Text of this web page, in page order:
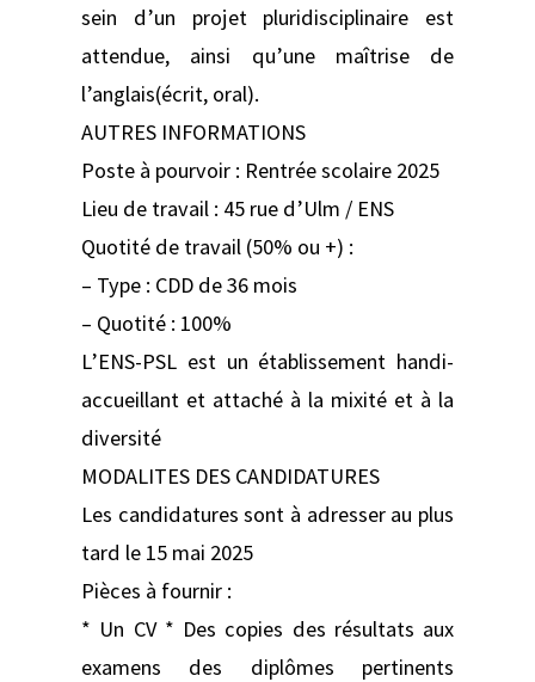
sein d’un projet pluridisciplinaire est
attendue, ainsi qu’une maîtrise de
l’anglais(écrit, oral).
AUTRES INFORMATIONS
Poste à pourvoir : Rentrée scolaire 2025
Lieu de travail : 45 rue d’Ulm / ENS
Quotité de travail (50% ou +) :
– Type : CDD de 36 mois
– Quotité : 100%
L’ENS-PSL est un établissement handi-
accueillant et attaché à la mixité et à la
diversité
MODALITES DES CANDIDATURES
Les candidatures sont à adresser au plus
tard le 15 mai 2025
Pièces à fournir :
* Un CV * Des copies des résultats aux
examens des diplômes pertinents